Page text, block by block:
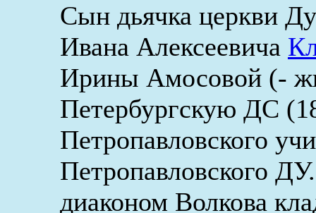
Сын дьячка церкви
Ивана Алексеевича
Ирины Амосовой (-
Петербургскую ДС
Петропавловского
Петропавловского
диаконом Волкова